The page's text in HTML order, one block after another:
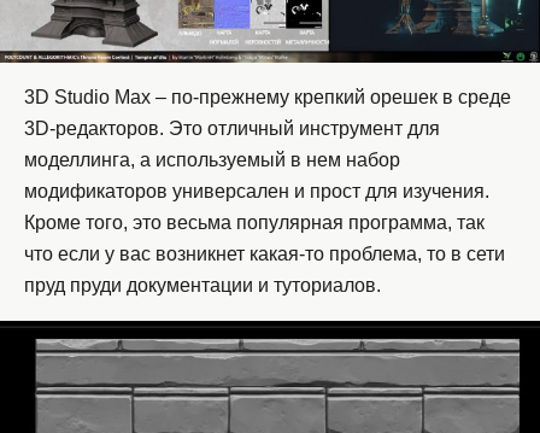
3D Studio Max – по-прежнему крепкий орешек в среде
3D-редакторов. Это отличный инструмент для
моделлинга, а используемый в нем набор
модификаторов универсален и прост для изучения.
Кроме того, это весьма популярная программа, так
что если у вас возникнет какая-то проблема, то в сети
пруд пруди документации и туториалов.